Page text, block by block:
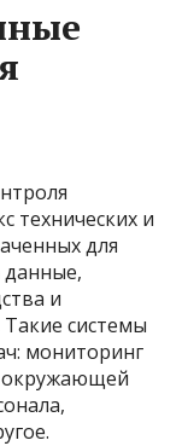
технических и
для
данные,
и
системы
мониторинг
окружающей